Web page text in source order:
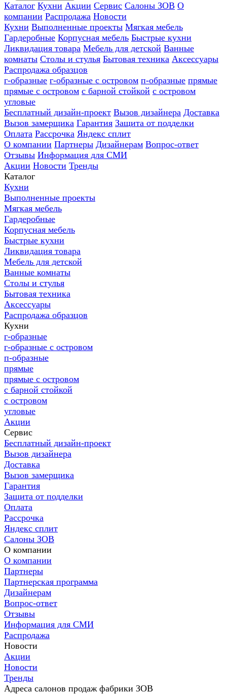
Каталог Кухни Акции Сервис Салоны ЗОВ О
компании Распродажа Новости
Кухни Выполненные проекты Мягкая мебель
Гардеробные Корпусная мебель Быстрые кухни
Ликвидация товара Мебель для детской Ванные
комнаты Столы и стулья Бытовая техника Аксессуары
Распродажа образцов
г-образные г-образные с островом п-образные прямые
прямые с островом с барной стойкой с островом
угловые
Бесплатный дизайн-проект Вызов дизайнера Доставка
Вызов замерщика Гарантия Защита от подделки
Оплата Рассрочка Яндекс сплит
О компании Партнеры Дизайнерам Вопрос-ответ
Отзывы Информация для СМИ
Акции Новости Тренды
Каталог
Кухни
Выполненные проекты
Мягкая мебель
Гардеробные
Корпусная мебель
Быстрые кухни
Ликвидация товара
Мебель для детской
Ванные комнаты
Столы и стулья
Бытовая техника
Аксессуары
Распродажа образцов
Кухни
г-образные
г-образные с островом
п-образные
прямые
прямые с островом
с барной стойкой
с островом
угловые
Акции
Сервис
Бесплатный дизайн-проект
Вызов дизайнера
Доставка
Вызов замерщика
Гарантия
Защита от подделки
Оплата
Рассрочка
Яндекс сплит
Салоны ЗОВ
О компании
О компании
Партнеры
Партнерская программа
Дизайнерам
Вопрос-ответ
Отзывы
Информация для СМИ
Распродажа
Новости
Акции
Новости
Тренды
Адреса салонов продаж фабрики ЗОВ